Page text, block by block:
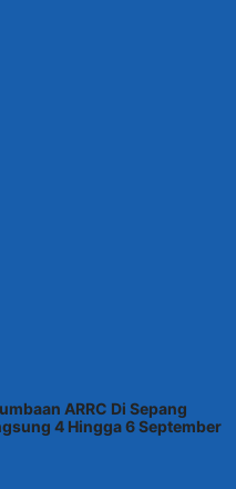
ARRC Di Sepang
4 Hingga 6 September